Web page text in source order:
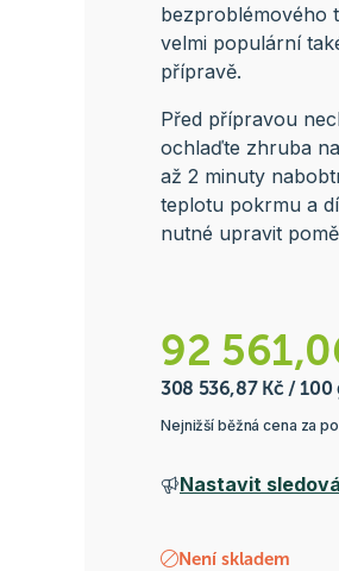
bezproblémového
velmi populární
přípravě.
Před přípravou
ochlaďte zhruba
až 2 minuty
teplotu pokrmu a
nutné upravit
92
308 536,87 Kč / 100
Nejnižší běžná cena za
Nastavit
Není skladem